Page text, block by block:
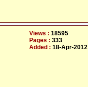
Views : 18595
Pages : 333
Added : 18-Apr-2012